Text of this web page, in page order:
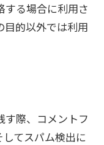
する場合に利用さ
目的以外では利用
す際、コメントフ
てスパム検出に